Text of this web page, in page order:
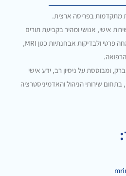
מתקדמות בפריסה ארצית.
אישי, אנושי ומהיר בקביעת תורים
מהירים להתייעצות עם רופא מומחה פרטי ולבדיקות אבחנתיות כגון MRI,
הרפואה.
ברק, ומבוססת על ניסיון רב, ידע אישי
ואקדמי, שצבר אילן משנת 1988, בתחום שירותי הניהול והאדמיניסטרציה